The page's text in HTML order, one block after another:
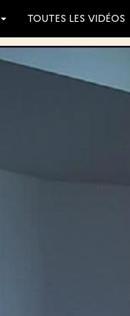
TOUTES LES VIDÉOS